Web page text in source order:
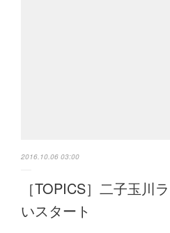
2016.10.06 03:00
［TOPICS］二子玉川
いスタート